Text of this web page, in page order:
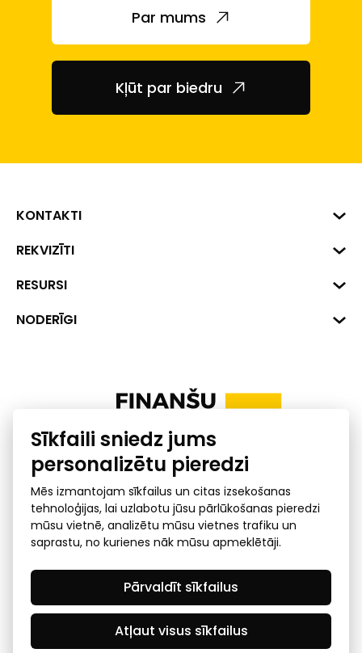
Par mums
Kļūt par biedru
KONTAKTI
Biznesa centrs "VERDE" Roberta
1045
+371 287 18175
REKVIZĪTI
Reģ. Nr. 40008002175
Banka: SEB Banka
RESURSI
Dati
Uzņēmumu kredītspējas kalkulators
NODERĪGI
Ombuds
Privātuma politika
GDPR subjekta piekļuves
pieprasījums
© 2026 Latvijas Finanšu nozares asociācija - visas tiesības
rezervētas
Sīkfaili sniedz jums
personalizētu pieredzi
Mēs izmantojam sīkfailus un citas izsekošanas
tehnoloģijas, lai uzlabotu jūsu pārlūkošanas pieredzi
mūsu vietnē, analizētu mūsu vietnes trafiku un
saprastu, no kurienes nāk mūsu apmeklētāji.
Atļaut visus sīkfailus
Pārvaldīt sīkfailus